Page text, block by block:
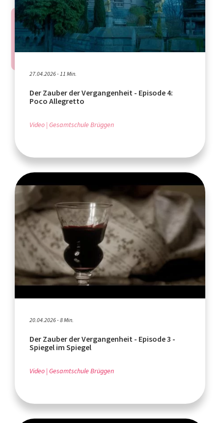
27.04.2026 - 11 Min.
Der Zauber der Vergangenheit - Episode 4:
Poco Allegretto
Video Gesamtschule Brüggen
20.04.2026 - 8 Min.
Der Zauber der Vergangenheit - Episode 3 -
Spiegel im Spiegel
Video Gesamtschule Brüggen